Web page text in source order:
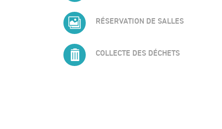
 RÉSERVATION DE SALLES
 COLLECTE DES DÉCHETS